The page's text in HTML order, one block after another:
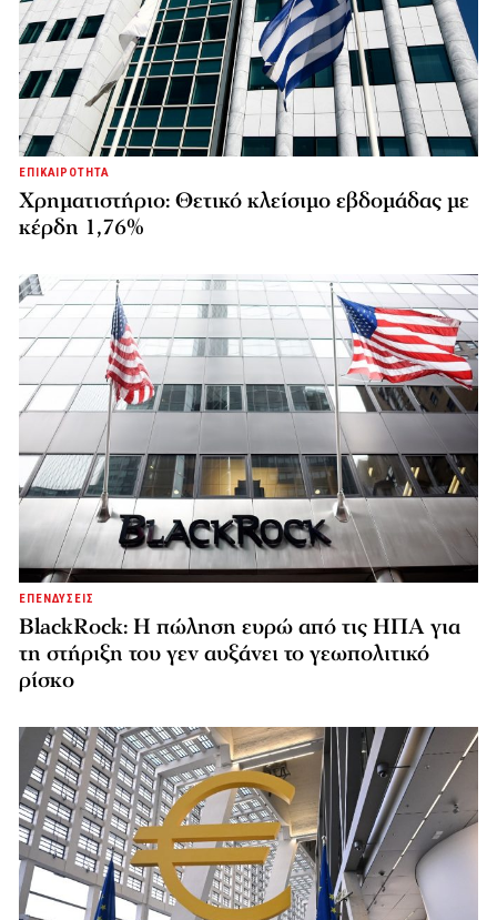
ΕΠΙΚΑΙΡΟΤΗΤΑ
Χρηματιστήριο: Θετικό κλείσιμο εβδομάδας με
κέρδη 1,76%
ΕΠΕΝΔΥΣΕΙΣ
BlackRock: Η πώληση ευρώ από τις ΗΠΑ για
τη στήριξη του γεν αυξάνει το γεωπολιτικό
ρίσκο